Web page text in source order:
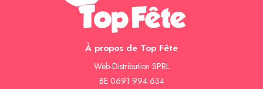
À propos de Top Fête
Web-Distribution SPRL
BE 0691 994 634